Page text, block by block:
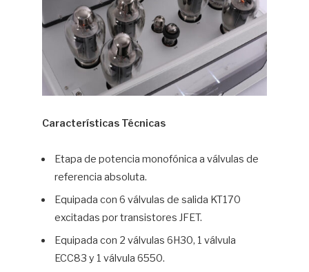
Características Técnicas
Etapa de potencia monofónica a válvulas de
referencia absoluta.
Equipada con 6 válvulas de salida KT170
excitadas por transistores JFET.
Equipada con 2 válvulas 6H30, 1 válvula
ECC83 y 1 válvula 6550.